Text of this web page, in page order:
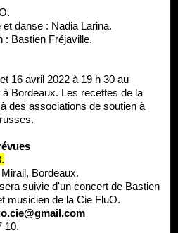
danse : Nadia Larina.
: Bastien Fréjaville.
16 avril 2022 à 19 h 30 au
Bordeaux. Les recettes de la
des associations de soutien à
Bordeaux.
suivie d'un concert de Bastien
musicien de la Cie FluO.
10.